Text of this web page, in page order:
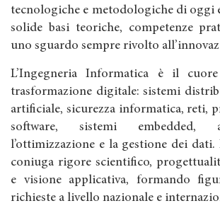
tecnologiche e metodologiche di oggi
solide basi teoriche, competenze
uno sguardo sempre rivolto
L’Ingegneria Informatica è il
trasformazione digitale: sistemi
artificiale, sicurezza informatica, reti,
software, sistemi embedded,
l’ottimizzazione e la gestione dei
coniuga rigore scientifico,
e visione applicativa, formando
richieste a livello nazionale e